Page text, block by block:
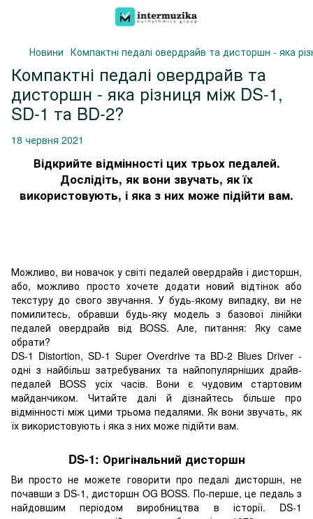
Новини Компактні педалі овердрайв та дисторшн - яка
Компактні педалі овердрайв та
дисторшн - яка різниця між DS-1,
SD-1 та BD-2?
18 червня 2021
Відкрийте відмінності цих трьох педалей.
Дослідіть, як вони звучать, як їх
використовують, і яка з них може підійти вам.
Можливо, ви новачок у світі педалей овердрайв і дисторшн,
або, можливо просто хочете додати новий відтінок або
текстуру до свого звучання. У будь-якому випадку, ви не
помилитесь, обравши будь-яку модель з базової лінійки
педалей овердрайв від BOSS. Але, питання: Яку саме
обрати?
DS-1 Distortion, SD-1 Super Overdrive та BD-2 Blues Driver -
одні з найбільш затребуваних та найпопулярніших драйв-
педалей BOSS усіх часів. Вони є чудовим стартовим
майданчиком. Читайте далі й дізнайтесь більше про
відмінності між цими трьома педалями. Як вони звучать, як
їх використовують і яка з них може підійти вам.
DS-1: Оригінальний дисторшн
Ви просто не можете говорити про педалі дисторшн, не
почавши з DS-1, дисторшн OG BOSS. По-перше, це педаль з
найдовшим періодом виробництва в історії. DS-1